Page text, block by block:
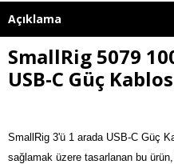
Açıklama
SmallRig 5079
USB-C Güç
SmallRig 3'ü 1 arada USB-C Güç
sağlamak üzere tasarlanan bu